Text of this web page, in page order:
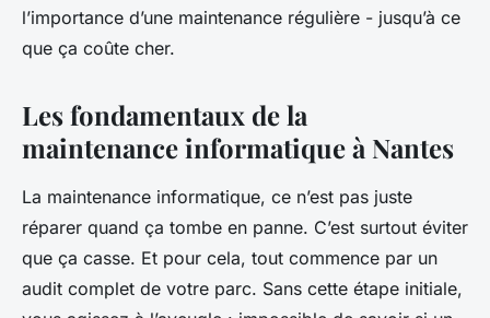
l’importance d’une maintenance régulière - jusqu’à ce
que ça coûte cher.
Les fondamentaux de la
maintenance informatique à Nantes
La maintenance informatique, ce n’est pas juste
réparer quand ça tombe en panne. C’est surtout éviter
que ça casse. Et pour cela, tout commence par un
audit complet de votre parc. Sans cette étape initiale,